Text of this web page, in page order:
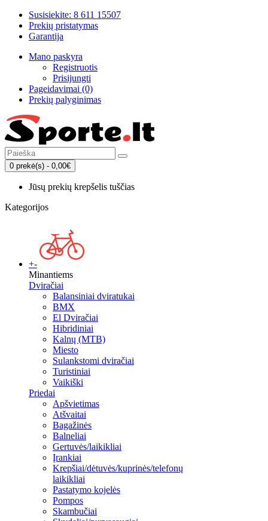
Susisiekite: 8 611 15507
Prekių pristatymas
Garantija
Mano paskyra
Registruotis
Prisijungti
Pageidavimai (0)
Prekių palyginimas
0 prekė(s) - 0,00€
Jūsų prekių krepšelis tuščias
Kategorijos
+-
Minantiems
Dviračiai
Balansiniai dviratukai
BMX
El Dviračiai
Hibridiniai
Kalnų (MTB)
Miesto
Sulankstomi dviračiai
Turistiniai
Vaikiški
Priedai
Apšvietimas
Atšvaitai
Bagažinės
Balneliai
Gertuvės/laikikliai
Įrankiai
Krepšiai/dėtuvės/kuprinės/telefonų
laikikliai
Pastatymo kojelės
Pompos
Skambučiai